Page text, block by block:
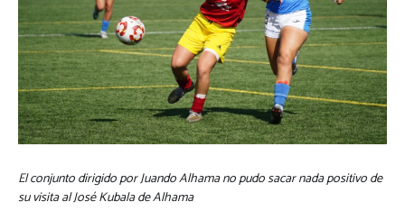
El conjunto dirigido por Juando Alhama no pudo sacar nada positivo de
su visita al José Kubala de Alhama